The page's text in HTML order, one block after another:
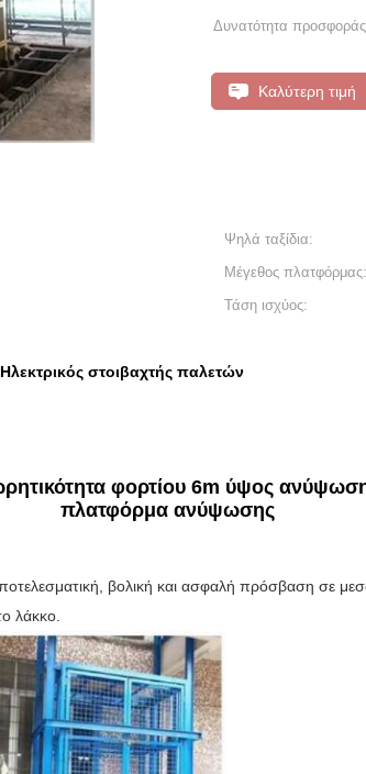
Δυνατότητα
Καλύτερη τιμή
Ψηλά ταξίδια:
Μέγεθος πλατφόρμας:
Τάση ισχύος:
Ηλεκτρικός στοιβαχτής παλετών
φορτίου 6m ύψος
πλατφόρμα ανύψωσης
βολική και ασφαλή πρόσβαση σε
λάκκο.